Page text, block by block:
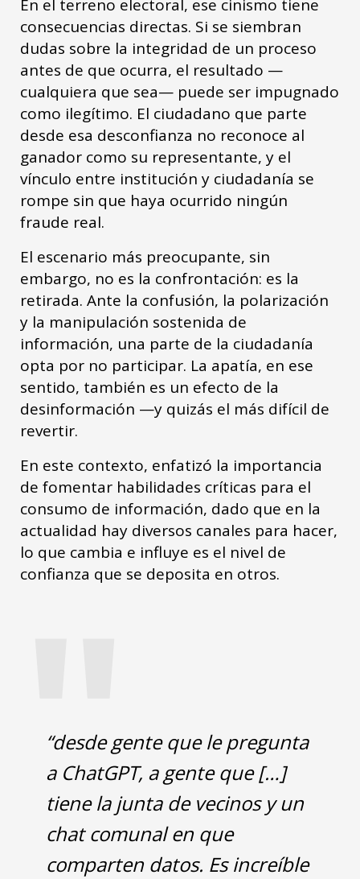
En el terreno electoral, ese cinismo tiene
consecuencias directas. Si se siembran
dudas sobre la integridad de un proceso
antes de que ocurra, el resultado —
cualquiera que sea— puede ser impugnado
como ilegítimo. El ciudadano que parte
desde esa desconfianza no reconoce al
ganador como su representante, y el
vínculo entre institución y ciudadanía se
rompe sin que haya ocurrido ningún
fraude real.
El escenario más preocupante, sin
embargo, no es la confrontación: es la
retirada. Ante la confusión, la polarización
y la manipulación sostenida de
información, una parte de la ciudadanía
opta por no participar. La apatía, en ese
sentido, también es un efecto de la
desinformación —y quizás el más difícil de
revertir.
En este contexto, enfatizó la importancia
de fomentar habilidades críticas para el
consumo de información, dado que en la
actualidad hay diversos canales para hacer,
lo que cambia e influye es el nivel de
confianza que se deposita en otros.
"
“desde gente que le pregunta
a ChatGPT, a gente que […]
tiene la junta de vecinos y un
chat comunal en que
comparten datos. Es increíble